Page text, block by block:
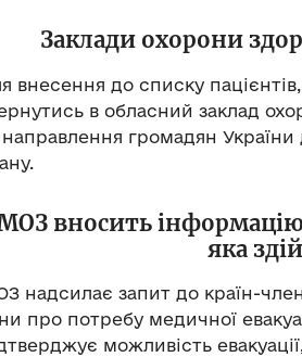
Заклади охорони
внесення до списку
в обласний заклад
направлення громадян України
вносить
яка
надсилає запит до країн-
про потребу медичної
можливість